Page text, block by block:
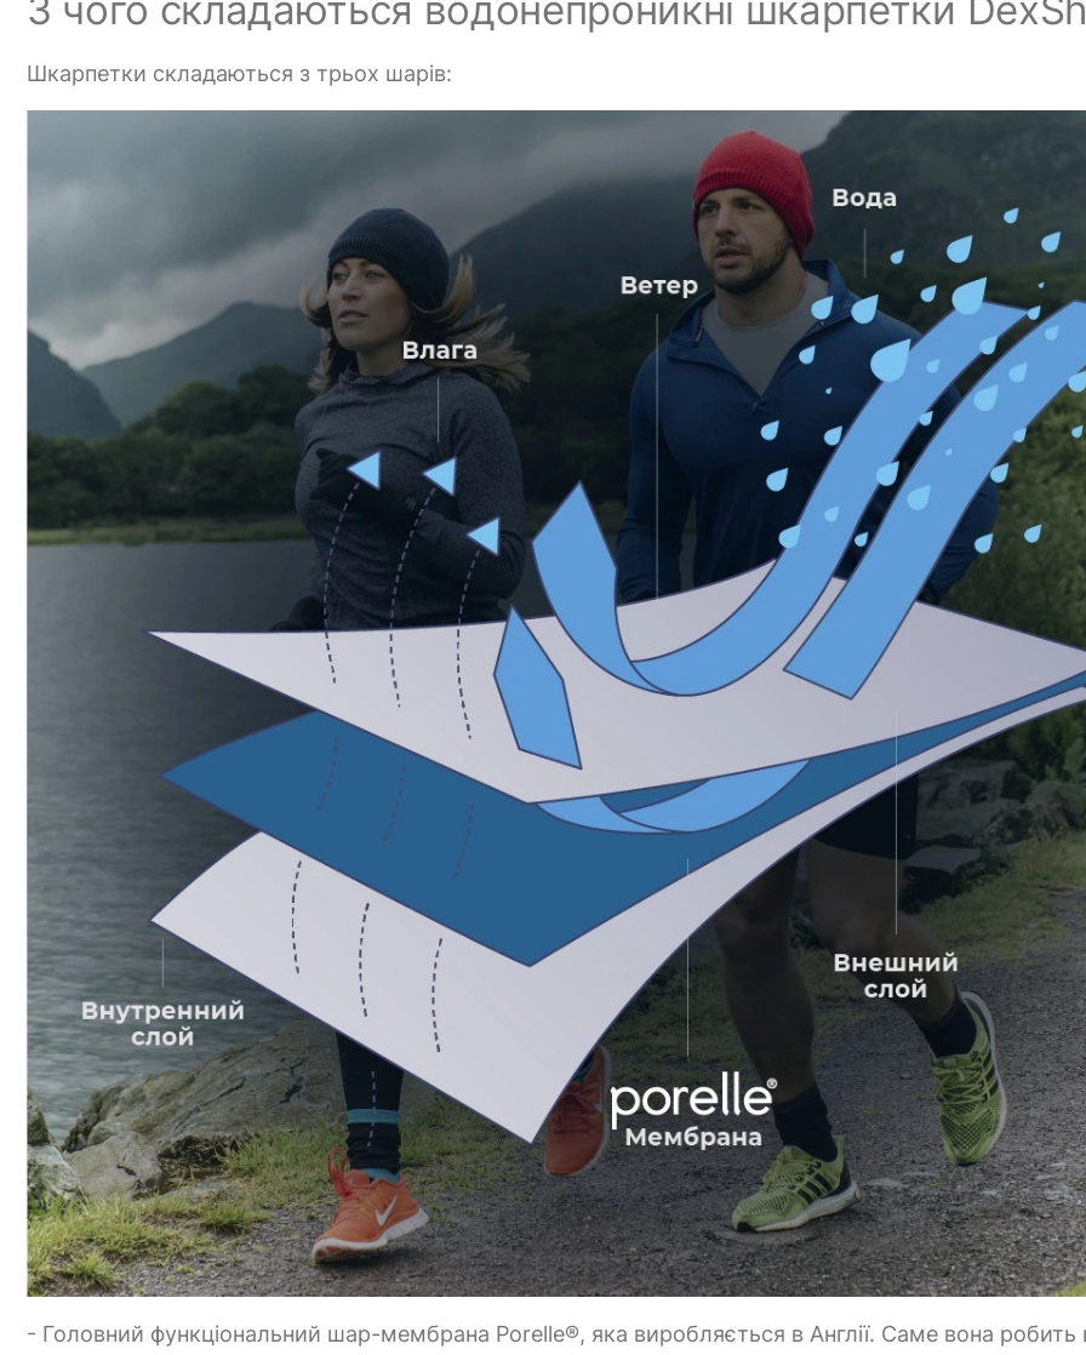
З чого складаються водонепроникні шкарпетки
Шкарпетки складаються з трьох шарів:
- Головний функціональний шар-мембрана Porelle®, яка виробляється в Англії. Саме вона